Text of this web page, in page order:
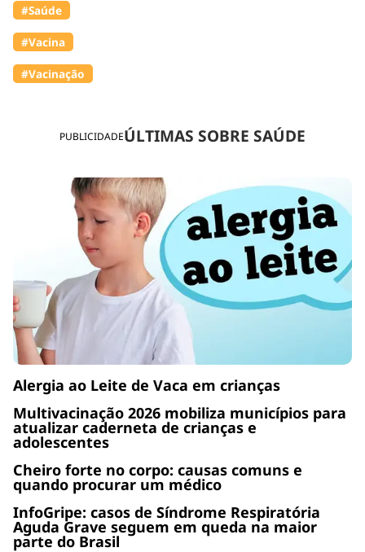
PUBLICIDADEÚLTIMAS SOBRE SAÚDE
Alergia ao Leite de Vaca em crianças
Multivacinação 2026 mobiliza municípios para
atualizar caderneta de crianças e
adolescentes
Cheiro forte no corpo: causas comuns e
quando procurar um médico
InfoGripe: casos de Síndrome Respiratória
Aguda Grave seguem em queda na maior
parte do Brasil
#Saúde
#Vacina
#Vacinação